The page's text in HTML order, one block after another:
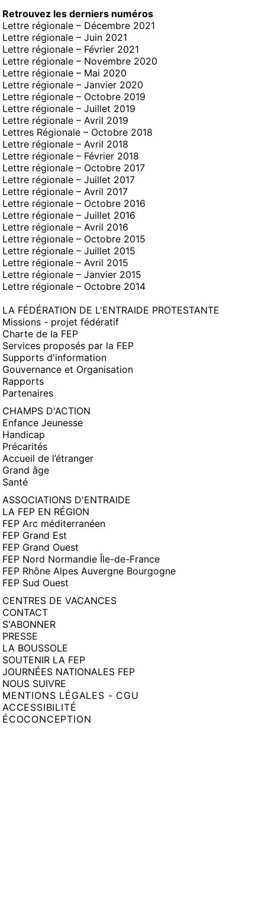
Retrouvez les derniers numéros
Lettre régionale – Décembre 2021
Lettre régionale – Juin 2021
Lettre régionale – Février 2021
Lettre régionale – Novembre 2020
Lettre régionale – Mai 2020
Lettre régionale – Janvier 2020
Lettre régionale – Octobre 2019
Lettre régionale – Juillet 2019
Lettre régionale – Avril 2019
Lettres Régionale – Octobre 2018
Lettre régionale – Avril 2018
Lettre régionale – Février 2018
Lettre régionale – Octobre 2017
Lettre régionale – Juillet 2017
Lettre régionale – Avril 2017
Lettre régionale – Octobre 2016
Lettre régionale – Juillet 2016
Lettre régionale – Avril 2016
Lettre régionale – Octobre 2015
Lettre régionale – Juillet 2015
Lettre régionale – Avril 2015
Lettre régionale – Janvier 2015
Lettre régionale – Octobre 2014
LA FÉDÉRATION DE L'ENTRAIDE PROTESTANTE
Missions - projet fédératif
Charte de la FEP
Services proposés par la FEP
Supports d'information
Gouvernance et Organisation
Rapports
Partenaires
CHAMPS D'ACTION
Enfance Jeunesse
Handicap
Précarités
Accueil de l’étranger
Grand âge
Santé
ASSOCIATIONS D'ENTRAIDE
LA FEP EN RÉGION
FEP Arc méditerranéen
FEP Grand Est
FEP Grand Ouest
FEP Nord Normandie Île-de-France
FEP Rhône Alpes Auvergne Bourgogne
FEP Sud Ouest
CENTRES DE VACANCES
CONTACT
S'ABONNER
PRESSE
LA BOUSSOLE
SOUTENIR LA FEP
JOURNÉES NATIONALES FEP
NOUS SUIVRE
MENTIONS LÉGALES - CGU
ACCESSIBILITÉ
ÉCOCONCEPTION